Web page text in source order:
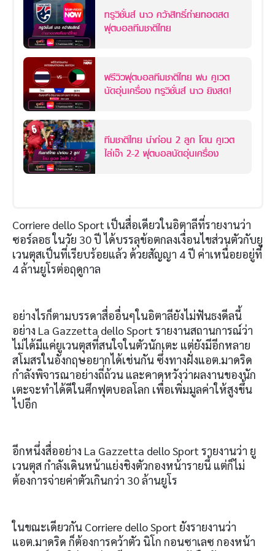
ทรูวิชั่นส์ นาว คว้าสิทธิ์ถ่ายทอดสด
ฟุตบอลทีมชาติไทย
พรีวิวฟุตบอลทีมชาติไทย พบ คูเวต
นัดอุ่นเครื่อง ทรูวิชั่นส์ นาว ยิงสด!
ทีมชาติไทย นำก่อน 2 ลูก โดน คูเวต
ไล่เจ๊า 2-2 ฟุตบอลนัดอุ่นเครื่อง
Corriere dello Sport เป็นสื่อเดียวในอิตาลีที่รายงานว่า
ซอร์ลอธ ในวัย 30 ปี ได้บรรลุข้อตกลงเงื่อนไขส่วนตัวกับยู
เวนตุสเป็นที่เรียบร้อยแล้ว ด้วยสัญญา 4 ปี ค่าเหนื่อยอยู่ที่
4 ล้านยูโรต่อฤดูกาล
อย่างไรก็ตามบรรดาสื่ออื่นๆในอิตาลียังไม่ฟันธงดีลนี้
อย่าง La Gazzetta dello Sport รายงานสถานการณ์ว่า
ไม่ได้มีแค่ยูเวนตุสที่สนใจในตัวนักเตะ แต่ยังมีอีกหลาย
สโมสรในอังกฤษอยากได้เช่นกัน ซึ่งทางฝั่งแอต.มาดริด
กำลังพิจารณาอย่างถี่ถ้วน และคาดหวังว่าผลงานของนัก
เตะจะทำได้ดีในศึกฟุตบอลโลก เพื่อเพิ่มมูลค่าให้สูงขึ้น
ไปอีก
อีกหนึ่งสื่ออย่าง La Gazzetta dello Sport รายงานว่า ยู
เวนตุส กำลังเดินหน้าแย่งชิงตัวกองหน้ารายนี้ แต่ก็ไม่
ต้องการจ่ายค่าตัวเกินกว่า 30 ล้านยูโร
ในขณะเดียวกัน Corriere dello Sport ยังรายงานว่า
แอต.มาดริด ก็ต้องการคว้าตัว นิโก กอนซาเลซ กองหน้า